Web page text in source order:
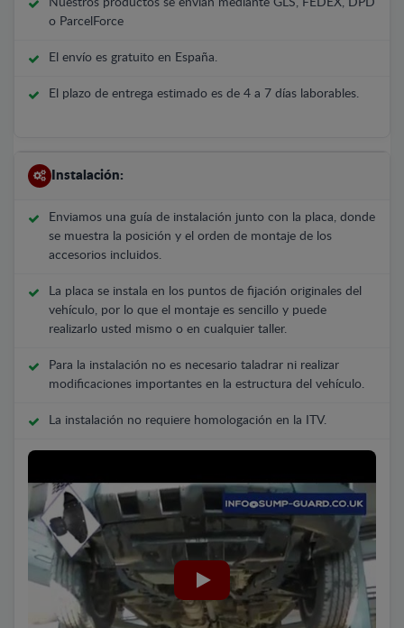
o ParcelForce
El envío es gratuito en España.
El plazo de entrega estimado es de 4 a 7 días laborables.
Instalación:
Enviamos una guía de instalación junto con la placa, donde
se muestra la posición y el orden de montaje de los
accesorios incluidos.
La placa se instala en los puntos de fijación originales del
vehículo, por lo que el montaje es sencillo y puede
realizarlo usted mismo o en cualquier taller.
Para la instalación no es necesario taladrar ni realizar
modificaciones importantes en la estructura del vehículo.
La instalación no requiere homologación en la ITV.